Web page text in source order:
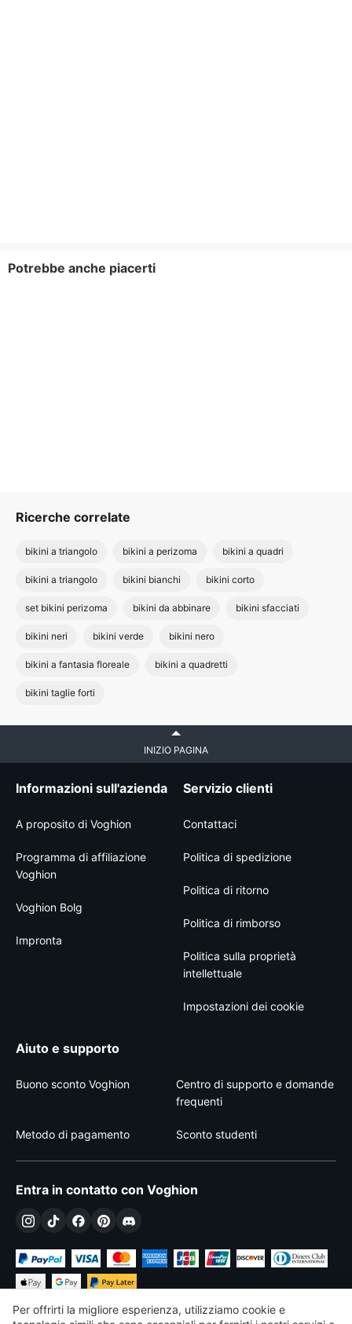
Potrebbe anche piacerti
Ricerche correlate
bikini a triangolo bikini a perizoma bikini a quadri
bikini a triangolo bikini bianchi bikini corto
set bikini perizoma bikini da abbinare bikini sfacciati
bikini neri bikini verde bikini nero
bikini a fantasia floreale bikini a quadretti
bikini taglie forti
INIZIO PAGINA
Informazioni sull'azienda
A proposito di Voghion
Programma di affiliazione
Voghion
Voghion Bolg
Impronta
Servizio clienti
Contattaci
Politica di spedizione
Politica di ritorno
Politica di rimborso
Politica sulla proprietà
intellettuale
Impostazioni dei cookie
Aiuto e supporto
Buono sconto Voghion
Centro di supporto e domande
frequenti
Metodo di pagamento Sconto studenti
Entra in contatto con Voghion
Per offrirti la migliore esperienza, utilizziamo cookie e